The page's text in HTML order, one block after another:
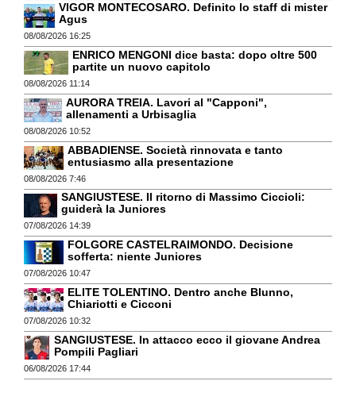
VIGOR MONTECOSARO. Definito lo staff di mister
Agus
08/08/2026 16:25
ENRICO MENGONI dice basta: dopo oltre 500
partite un nuovo capitolo
08/08/2026 11:14
AURORA TREIA. Lavori al "Capponi",
allenamenti a Urbisaglia
08/08/2026 10:52
ABBADIENSE. Società rinnovata e tanto
entusiasmo alla presentazione
08/08/2026 7:46
SANGIUSTESE. Il ritorno di Massimo Ciccioli:
guiderà la Juniores
07/08/2026 14:39
FOLGORE CASTELRAIMONDO. Decisione
sofferta: niente Juniores
07/08/2026 10:47
ELITE TOLENTINO. Dentro anche Blunno,
Chiariotti e Cicconi
07/08/2026 10:32
SANGIUSTESE. In attacco ecco il giovane Andrea
Pompili Pagliari
06/08/2026 17:44